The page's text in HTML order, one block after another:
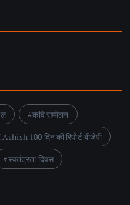
कवि सम्मेलन
100 दिन की रिपोर्ट बीजेपी
स्वतंत्रता दिवस